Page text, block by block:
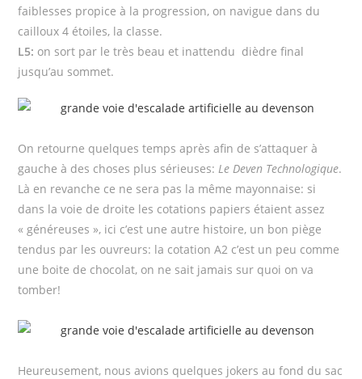
faiblesses propice à la progression, on navigue dans du
cailloux 4 étoiles, la classe.
L5: on sort par le très beau et inattendu dièdre final
jusqu’au sommet.
On retourne quelques temps après afin de s’attaquer à
gauche à des choses plus sérieuses:Le Deven Technologique.
Là en revanche ce ne sera pas la même mayonnaise: si
dans la voie de droite les cotations papiers étaient assez
« généreuses », ici c’est une autre histoire, un bon piège
tendus par les ouvreurs: la cotation A2 c’est un peu comme
une boite de chocolat, on ne sait jamais sur quoi on va
tomber!
Heureusement, nous avions quelques jokers au fond du sac